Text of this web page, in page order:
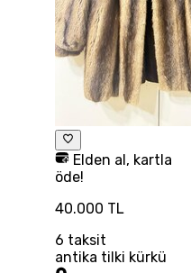
Elden al, kartla
öde!
40.000 TL
6 taksit
antika tilki kürkü